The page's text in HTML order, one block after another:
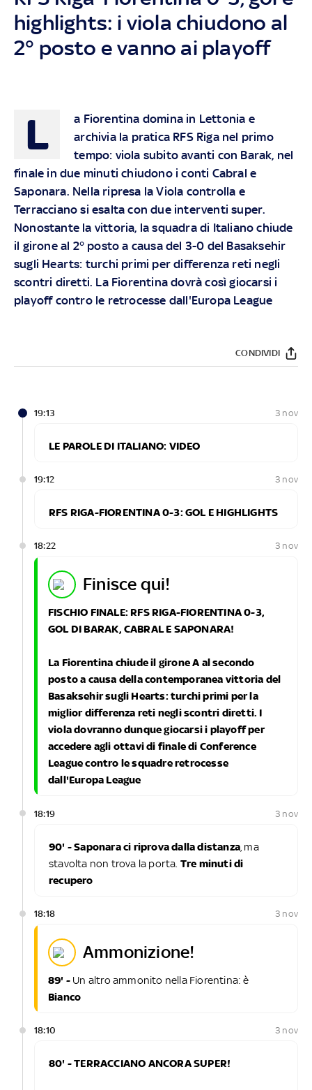
highlights: i viola chiudono al
2° posto e vanno ai playoff
L
a Fiorentina domina in Lettonia e
archivia la pratica RFS Riga nel primo
tempo: viola subito avanti con Barak, nel
finale in due minuti chiudono i conti Cabral e
Saponara. Nella ripresa la Viola controlla e
Terracciano si esalta con due interventi super.
Nonostante la vittoria, la squadra di Italiano chiude
il girone al 2° posto a causa del 3-0 del Basaksehir
sugli Hearts: turchi primi per differenza reti negli
scontri diretti. La Fiorentina dovrà così giocarsi i
playoff contro le retrocesse dall'Europa League
CONDIVIDI
19:13 3 nov
LE PAROLE DI ITALIANO: VIDEO
19:12 3 nov
RFS RIGA-FIORENTINA 0-3: GOL E HIGHLIGHTS
18:22 3 nov
finisce qui!
FISCHIO FINALE: RFS RIGA-FIORENTINA 0-3,
GOL DI BARAK, CABRAL E SAPONARA!
La Fiorentina chiude il girone A al secondo
posto a causa della contemporanea vittoria del
Basaksehir sugli Hearts: turchi primi per la
miglior differenza reti negli scontri diretti. I
viola dovranno dunque giocarsi i playoff per
accedere agli ottavi di finale di Conference
League contro le squadre retrocesse
dall'Europa League
18:19 3 nov
90' - Saponara ci riprova dalla distanza , ma
stavolta non trova la porta. Tre minuti di
recupero
18:18 3 nov
ammonizione!
89' - Un altro ammonito nella Fiorentina: è
Bianco
18:10 3 nov
80' - TERRACCIANO ANCORA SUPER!